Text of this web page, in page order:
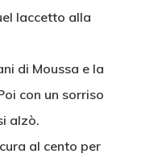
laccetto alla
di Moussa e la
con un sorriso
alzò.
al cento per